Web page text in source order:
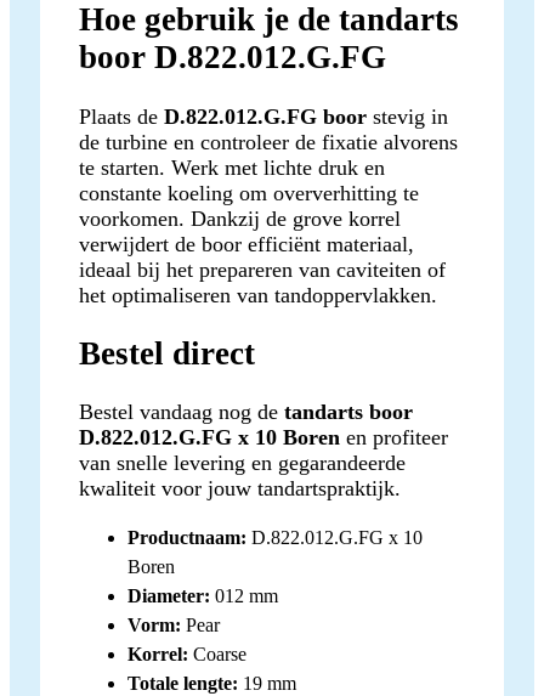
Hoe gebruik je de tandarts
boor D.822.012.G.FG
Plaats de D.822.012.G.FG boor stevig in
de turbine en controleer de fixatie alvorens
te starten. Werk met lichte druk en
constante koeling om oververhitting te
voorkomen. Dankzij de grove korrel
verwijdert de boor efficiënt materiaal,
ideaal bij het prepareren van caviteiten of
het optimaliseren van tandoppervlakken.
Bestel direct
Bestel vandaag nog de tandarts boor
D.822.012.G.FG x 10 Boren en profiteer
van snelle levering en gegarandeerde
kwaliteit voor jouw tandartspraktijk.
Productnaam: D.822.012.G.FG x 10
Boren
Diameter: 012 mm
Vorm: Pear
Korrel: Coarse
Totale lengte: 19 mm